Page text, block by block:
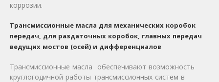
коррозии.
Трансмиссионные масла для механических коробок
передач, для раздаточных коробок, главных передач
ведущих мостов (осей) и дифференциалов
Трансмиссионные масла обеспечивают возможность
круглогодичной работы трансмиссионных систем в